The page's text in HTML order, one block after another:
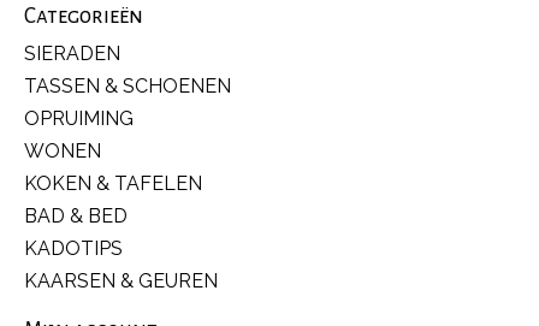
Categorieën
SIERADEN
TASSEN & SCHOENEN
OPRUIMING
WONEN
KOKEN & TAFELEN
BAD & BED
KADOTIPS
KAARSEN & GEUREN